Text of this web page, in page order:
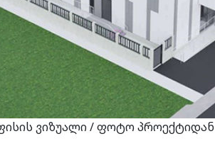
ვიზუალი / ფოტო პროექტიდან